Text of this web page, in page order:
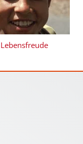
Lebensfreude